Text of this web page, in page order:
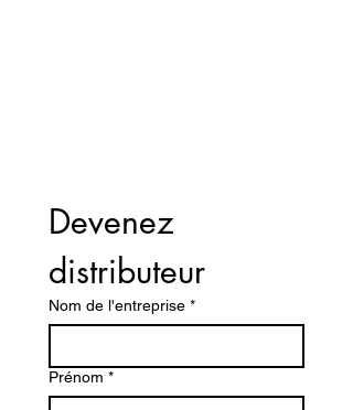
Devenez
distributeur
Nom de l'entreprise *
Prénom *